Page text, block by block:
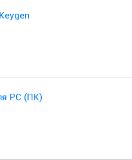
PC (ПК)